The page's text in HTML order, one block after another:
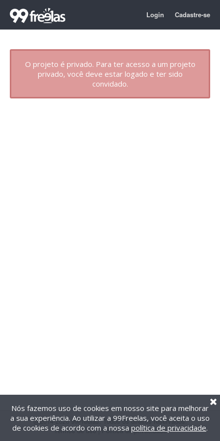
Login Cadastre-se
O projeto é privado. Para ter acesso a um projeto
privado, você deve estar logado e ter sido
convidado.
@2014-2026 99Freelas. Todos os direitos reservados.
Termos de uso| Política de privacidade
Nós fazemos uso de cookies em nosso site para melhorar
a sua experiência. Ao utilizar a 99Freelas, você aceita o uso
de cookies de acordo com a nossa política de privacidade.